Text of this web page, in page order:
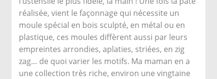
réalisée, vient le façonnage qui nécessite un
moule spécial en bois sculpté, en métal ou en
plastique, ces moules diffèrent aussi par leurs
empreintes arrondies, aplaties, striées, en zig
zag… de quoi varier les motifs. Ma maman en a
une collection très riche, environ une vingtaine